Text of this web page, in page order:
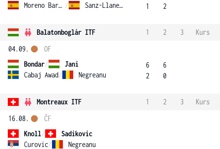
Moreno Barranquero / Sanz-Llaneza Fernandez
1
2
Balatonboglár ITF 1 2 3
Kurs
04.09.
Bondar/
Jani
Cabaj Awad/ Negreanu
OF
6
2
6
0
Montreaux ITF 1 2 3
Kurs
16.08.
Knoll/
Sadikovic
Curovic/ Negreanu
ČF